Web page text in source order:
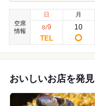
空席
情報
日
8/9
月
10
おいしいお店を発見